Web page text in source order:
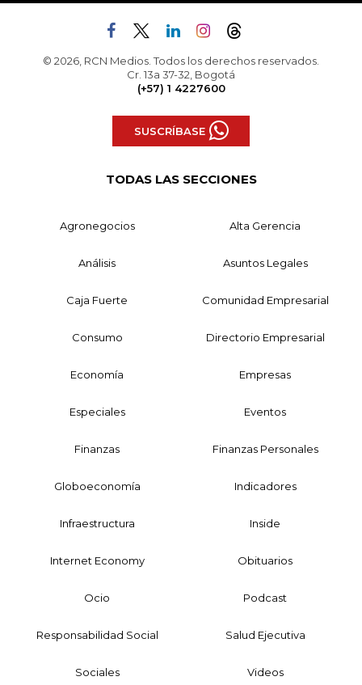
© 2026, RCN Medios. Todos los derechos reservados.
Cr. 13a 37-32, Bogotá
(+57) 1 4227600
SUSCRÍBASE
TODAS LAS SECCIONES
Agronegocios Alta Gerencia
Análisis Asuntos Legales
Caja Fuerte Comunidad Empresarial
Consumo Directorio Empresarial
Economía Empresas
Especiales Eventos
Finanzas Finanzas Personales
Globoeconomía Indicadores
Infraestructura Inside
Internet Economy Obituarios
Ocio Podcast
Responsabilidad Social Salud Ejecutiva
Sociales Videos